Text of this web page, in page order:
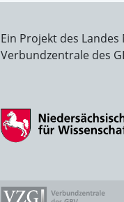
Ein Projekt des
Verbundzentrale des